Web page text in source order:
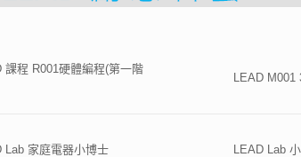
課程 R001硬體編程(第一階
LEAD M001
Lab 家庭電器小博士 LEAD Lab